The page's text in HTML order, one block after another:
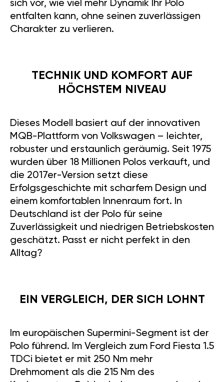
sich vor, wie viel mehr Dynamik Ihr Polo
entfalten kann, ohne seinen zuverlässigen
Charakter zu verlieren.
TECHNIK UND KOMFORT AUF
HÖCHSTEM NIVEAU
Dieses Modell basiert auf der innovativen
MQB-Plattform von Volkswagen – leichter,
robuster und erstaunlich geräumig. Seit 1975
wurden über 18 Millionen Polos verkauft, und
die 2017er-Version setzt diese
Erfolgsgeschichte mit scharfem Design und
einem komfortablen Innenraum fort. In
Deutschland ist der Polo für seine
Zuverlässigkeit und niedrigen Betriebskosten
geschätzt. Passt er nicht perfekt in den
Alltag?
EIN VERGLEICH, DER SICH LOHNT
Im europäischen Supermini-Segment ist der
Polo führend. Im Vergleich zum Ford Fiesta 1.5
TDCi bietet er mit 250 Nm mehr
Drehmoment als die 215 Nm des